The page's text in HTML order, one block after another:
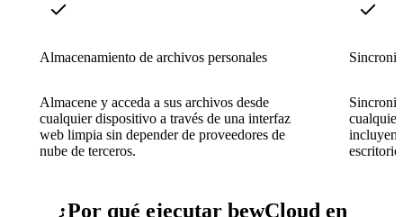
Almacenamiento de archivos personales
Almacene y acceda a sus archivos desde
cualquier dispositivo a través de una interfaz
web limpia sin depender de proveedores de
nube de terceros.
¿Por qué ejecutar bewCloud en